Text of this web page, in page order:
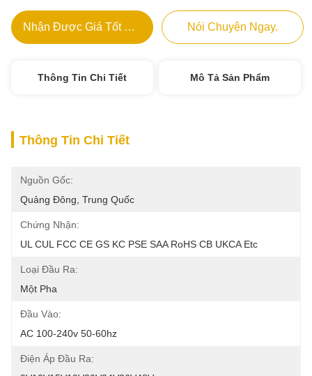
Nhận Được Giá Tốt Nhất Nói Chuyện Ngay.
Thông Tin Chi Tiết Mô Tả Sản Phẩm
Thông Tin Chi Tiết
Nguồn Gốc:
Quảng Đông, Trung Quốc
Chứng Nhận:
UL CUL FCC CE GS KC PSE SAA RoHS CB UKCA Etc
Loại Đầu Ra:
Một Pha
Đầu Vào:
AC 100-240v 50-60hz
Điện Áp Đầu Ra: